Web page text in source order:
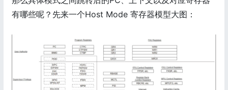
有哪些呢？先来一个Host Mode 寄存器模型大图：